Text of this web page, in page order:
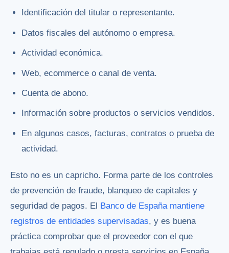
Identificación del titular o representante.
Datos fiscales del autónomo o empresa.
Actividad económica.
Web, ecommerce o canal de venta.
Cuenta de abono.
Información sobre productos o servicios vendidos.
En algunos casos, facturas, contratos o prueba de
actividad.
Esto no es un capricho. Forma parte de los controles
de prevención de fraude, blanqueo de capitales y
seguridad de pagos. El
Banco de España mantiene
registros de entidades supervisadas, y es buena
práctica comprobar que el proveedor con el que